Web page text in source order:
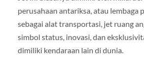
perusahaan antariksa, atau lembaga
sebagai alat transportasi, jet ruang
simbol status, inovasi, dan
dimiliki kendaraan lain di dunia.